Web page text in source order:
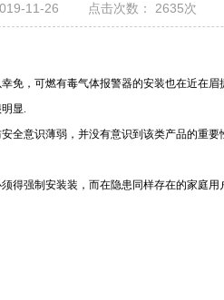
11-26 点击次数： 2635次
免，可燃有毒气体报警器的安装也在近在
显.
意识薄弱，并没有意识到该类产品的重
强制安装装，而在隐患同样存在的家庭用